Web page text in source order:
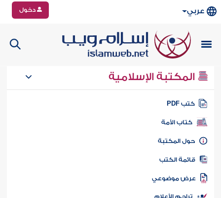
عربي دخول
المكتبة الإسلامية
كتب PDF
كتاب الأمة
المكتبة
الكتب